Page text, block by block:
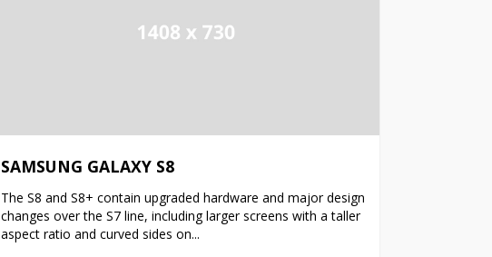
SAMSUNG GALAXY S8
The S8 and S8+ contain upgraded hardware and major design
changes over the S7 line, including larger screens with a taller
aspect ratio and curved sides on...
Create new list
Kívánságlista létrehozása